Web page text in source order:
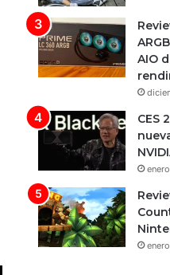
AIO
CES